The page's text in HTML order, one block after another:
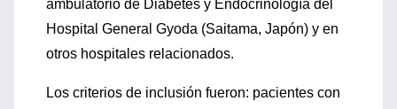
ambulatorio de Diabetes y Endocrinología del
Hospital General Gyoda (Saitama, Japón) y en
otros hospitales relacionados.
Los criterios de inclusión fueron: pacientes con